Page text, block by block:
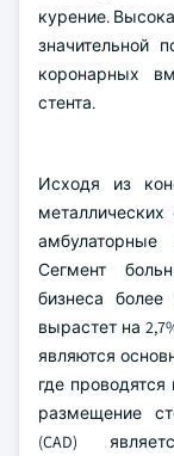
курение.
значительной
коронарных
стента.
Исходя из
металлических
Сегмент
бизнеса
вырастет на
являются
где
размещение
(CAD)